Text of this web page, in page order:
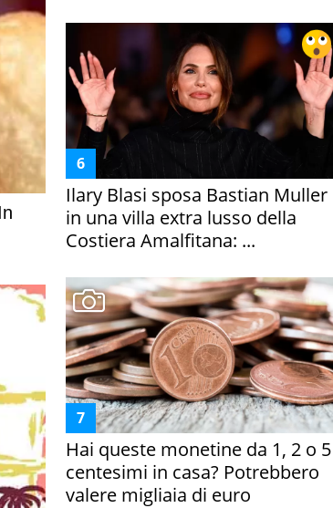
Ilary Blasi sposa Bastian Muller
in una villa extra lusso della
Costiera Amalfitana: ...
Hai queste monetine da 1, 2 o 5
centesimi in casa? Potrebbero
valere migliaia di euro